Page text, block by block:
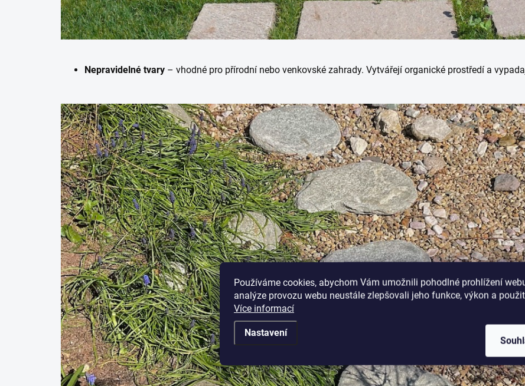
Používáme cookies, abychom Vám umožnili pohodlné prohlížení
analýze provozu webu neustále zlepšovali jeho funkce, výkon a
Více informací
Nastavení
Nepravidelné tvary – vhodné pro přírodní nebo venkovské zahrady. Vytvářejí organické prostředí a